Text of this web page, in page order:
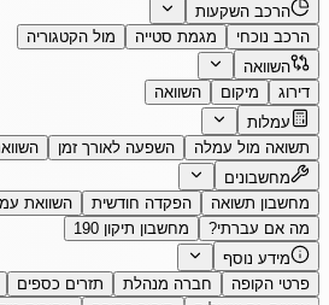
הרכב השקעות
הרכב נוכחי
מגמת סטייה
מול הקטגוריה
השוואה
דירוג
מיקום
השוואה
עמלות
תשואה מול עמלה
השפעה לאורך זמן
מחשבונים
מחשבון תשואה
הפקדה חודשית השוואת
מה אם עברתי?
מחשבון תיקון 190
מידע נוסף
פרטי הקופה
חברה מנהלת תזרים כספים